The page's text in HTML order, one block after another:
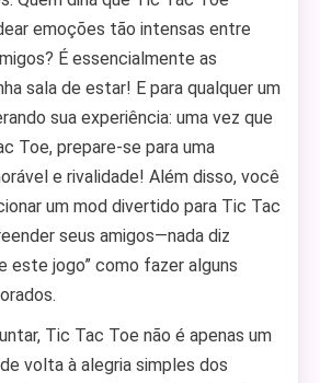
emoções tão intensas entre
É essencialmente as
sala de estar! E para qualquer um
sua experiência: uma vez que
Toe, prepare-se para uma
e rivalidade! Além disso, você
um mod divertido para Tic Tac
seus amigos—nada diz
este jogo” como fazer alguns
Tic Tac Toe não é apenas um
volta à alegria simples dos